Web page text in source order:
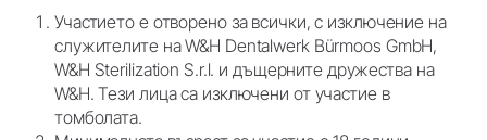
Участието е отворено за всички, с изключение на
служителите на W&H Dentalwerk Bürmoos GmbH,
W&H Sterilization S.r.l. и дъщерните дружества на
W&H. Тези лица са изключени от участие в
томболата.